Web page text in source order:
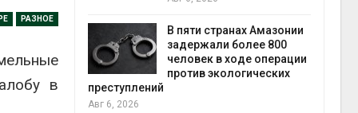
РАЗНОЕ
в
воду
В пяти странах Амазонии
задержали более 800
человек в ходе операции
против экологических
преступлений
Авг 6, 2026